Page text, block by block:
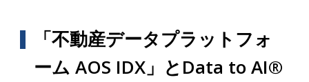
「不動産データプラットフォ
ーム AOS IDX」とData to AI®︎